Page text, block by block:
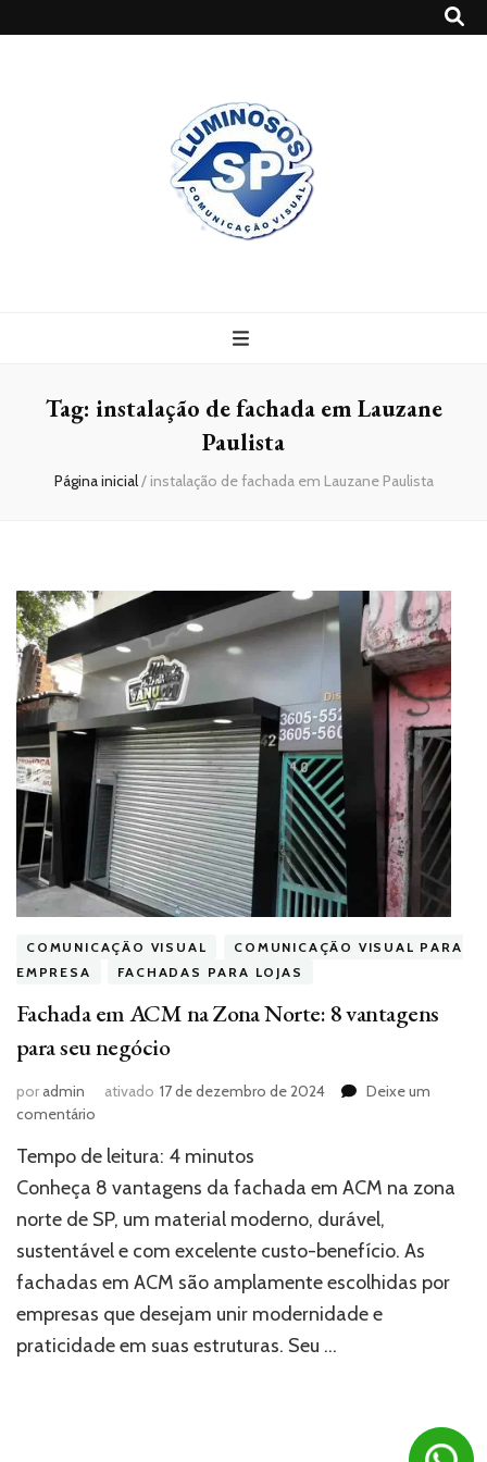
Tag: instalação de fachada em Lauzane
Paulista
Página inicial/ instalação de fachada em Lauzane Paulista
COMUNICAÇÃO VISUAL
COMUNICAÇÃO VISUAL PARA
EMPRESA
FACHADAS PARA LOJAS
Fachada em ACM na Zona Norte: 8 vantagens
para seu negócio
poradmin ativado 17 de dezembro de 2024
Deixe um
comentário
em
ACM
Zona
Norte:
vantagens
para
seu
Tempo de leitura: 4 minutos
Conheça 8 vantagens da fachada em ACM na zona
norte de SP, um material moderno, durável,
sustentável e com excelente custo-benefício. As
fachadas em ACM são amplamente escolhidas por
empresas que desejam unir modernidade e
praticidade em suas estruturas. Seu …